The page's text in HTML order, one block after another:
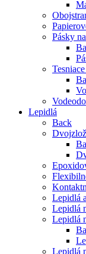
Pásky
Lepidlá
Back
Lepidlá
Lepidlá
Lepidlá
Lepidlá